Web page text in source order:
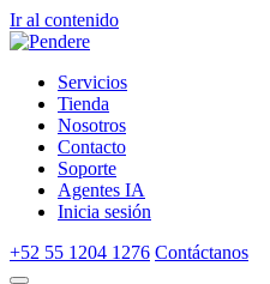
Ir al contenido
Servicios
Tienda
Nosotros
Contacto
Soporte
Agentes IA
Inicia sesión
+52 55 1204 1276 Contáctanos